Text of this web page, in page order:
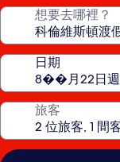
想要去哪裡？
日期
旅客